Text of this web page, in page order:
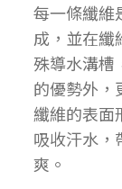
每一條纖維
成，並在纖
殊導水溝槽
的優勢外，
纖維的表面
吸收汗水，
爽。